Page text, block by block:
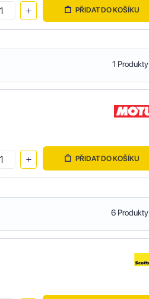
PŘIDAT DO KOŠÍKU
1 Produkty
PŘIDAT DO KOŠÍKU
6 Produkty